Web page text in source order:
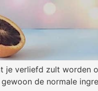
verliefd zult worden
de normale